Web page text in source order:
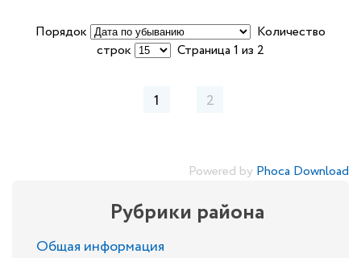
Порядок
Количество
строк
Страница 1 из 2
1 2
Powered by Phoca Download
Рубрики района
Общая информация